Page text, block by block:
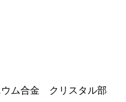
合金 クリスタル部